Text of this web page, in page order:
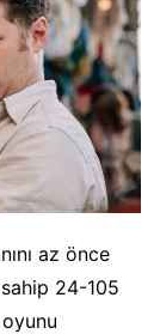
az önce
24-105